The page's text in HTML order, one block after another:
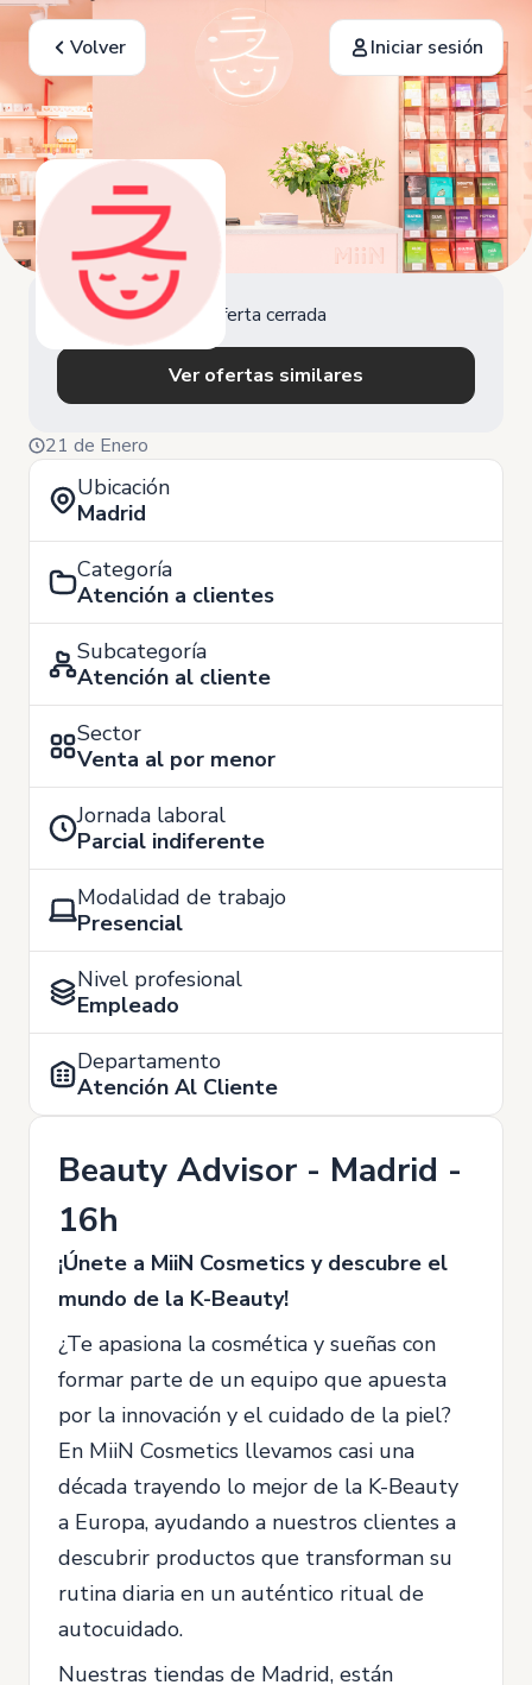
Volver Iniciar sesión
Oferta cerrada
Ver ofertas similares
21 de Enero
Ubicación
Madrid
Categoría
Atención a clientes
Subcategoría
Atención al cliente
Sector
Venta al por menor
Jornada laboral
Parcial indiferente
Modalidad de trabajo
Presencial
Nivel profesional
Empleado
Departamento
Atención Al Cliente
Beauty Advisor - Madrid -
16h
¡Únete a MiiN Cosmetics y descubre el
mundo de la K-Beauty!
¿Te apasiona la cosmética y sueñas con
formar parte de un equipo que apuesta
por la innovación y el cuidado de la piel?
En MiiN Cosmetics llevamos casi una
década trayendo lo mejor de la K-Beauty
a Europa, ayudando a nuestros clientes a
descubrir productos que transforman su
rutina diaria en un auténtico ritual de
autocuidado.
Nuestras tiendas de Madrid, están